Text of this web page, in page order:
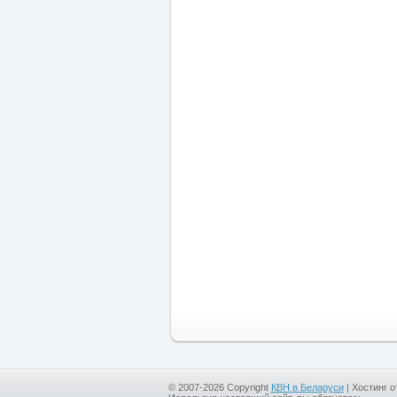
© 2007-2026 Copyright КВН в Беларуси| Хостинг